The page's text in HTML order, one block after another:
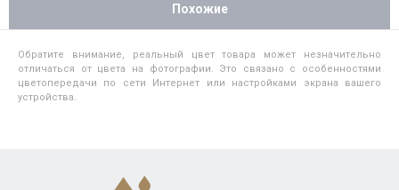
Похожие
Обратите внимание, реальный цвет товара может незначительно
отличаться от цвета на фотографии. Это связано с особенностями
цветопередачи по сети Интернет или настройками экрана вашего
устройства.